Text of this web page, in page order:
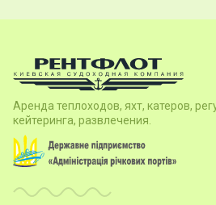
Аренда теплоходов, яхт, катеров,
кейтеринга, развлечения.